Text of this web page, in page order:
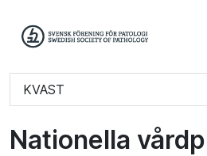
KVAST
Nationella